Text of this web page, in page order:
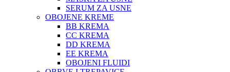
SERUM ZA USNE
OBOJENE KREME
BB KREMA
CC KREMA
DD KREMA
EE KREMA
OBOJENI FLUIDI